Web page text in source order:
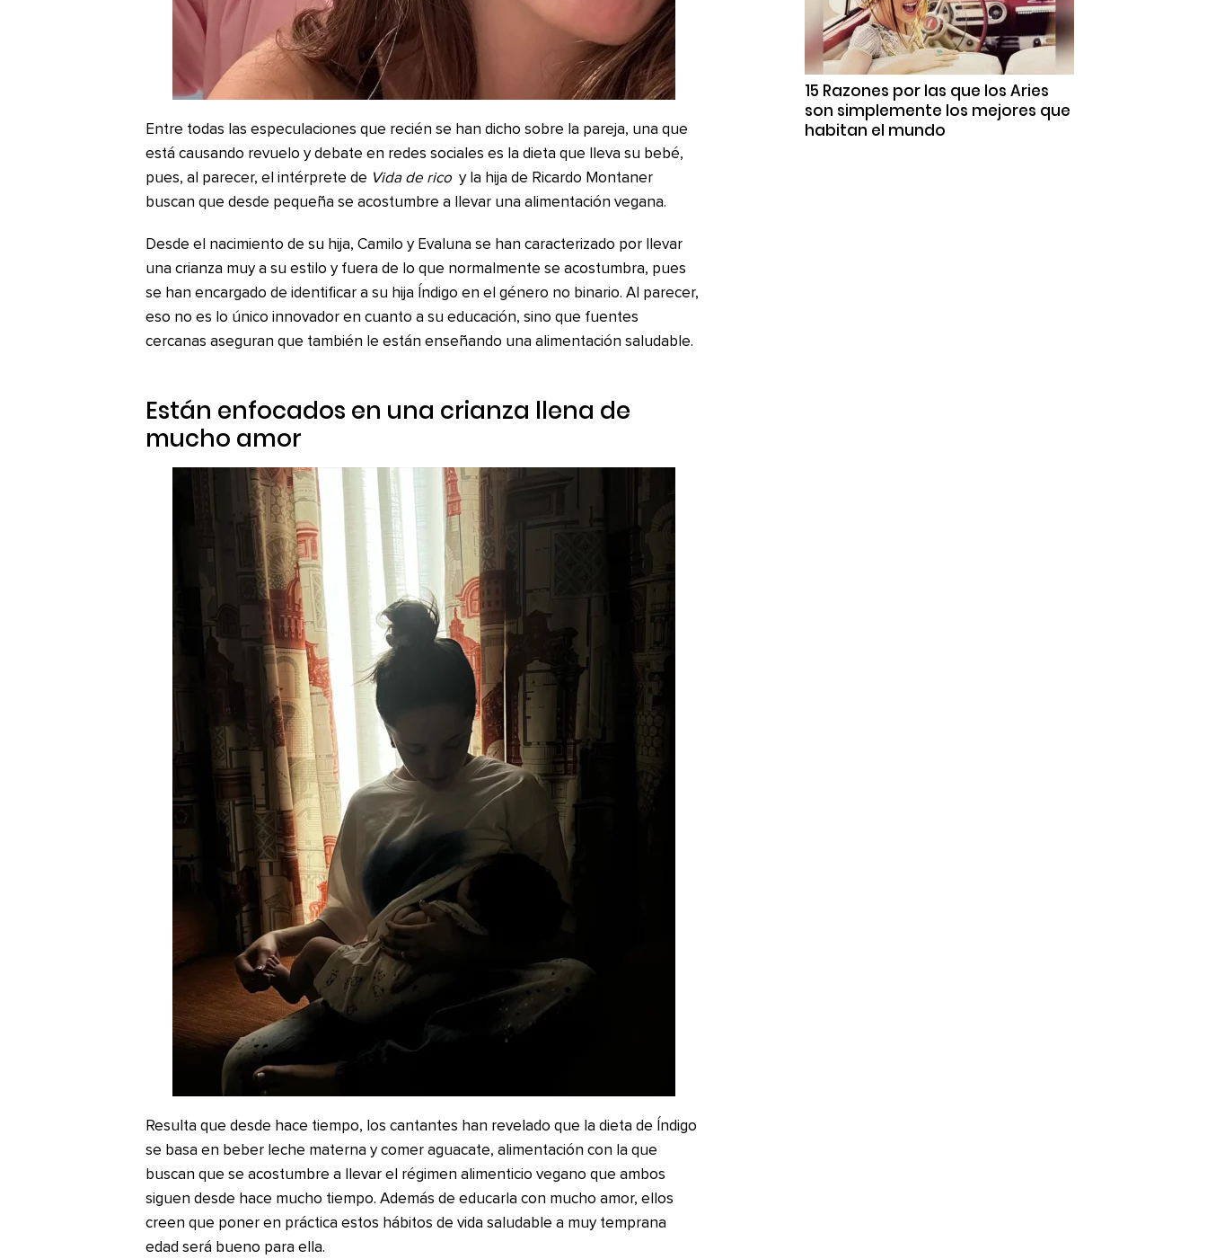
Entre todas las especulaciones que recién se han dicho sobre la pareja, una que
está causando revuelo y debate en redes sociales es la dieta que lleva su bebé,
pues, al parecer, el intérprete de Vida de rico y la hija de Ricardo Montaner
buscan que desde pequeña se acostumbre a llevar una alimentación vegana.
Desde el nacimiento de su hija, Camilo y Evaluna se han caracterizado por llevar
una crianza muy a su estilo y fuera de lo que normalmente se acostumbra, pues
se han encargado de identificar a su hija Índigo en el género no binario. Al parecer,
eso no es lo único innovador en cuanto a su educación, sino que fuentes
cercanas aseguran que también le están enseñando una alimentación saludable.
Están enfocados en una crianza llena de
mucho amor
Resulta que desde hace tiempo, los cantantes han revelado que la dieta de Índigo
se basa en beber leche materna y comer aguacate, alimentación con la que
buscan que se acostumbre a llevar el régimen alimenticio vegano que ambos
siguen desde hace mucho tiempo. Además de educarla con mucho amor, ellos
creen que poner en práctica estos hábitos de vida saludable a muy temprana
edad será bueno para ella.
15 Razones por las que los Aries
son simplemente los mejores que
habitan el mundo